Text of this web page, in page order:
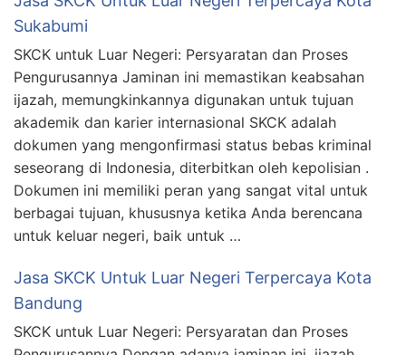
Sukabumi
SKCK untuk Luar Negeri: Persyaratan dan Proses
Pengurusannya Jaminan ini memastikan keabsahan
ijazah, memungkinkannya digunakan untuk tujuan
akademik dan karier internasional SKCK adalah
dokumen yang mengonfirmasi status bebas kriminal
seseorang di Indonesia, diterbitkan oleh kepolisian .
Dokumen ini memiliki peran yang sangat vital untuk
berbagai tujuan, khususnya ketika Anda berencana
untuk keluar negeri, baik untuk …
Jasa SKCK Untuk Luar Negeri Terpercaya Kota
Bandung
SKCK untuk Luar Negeri: Persyaratan dan Proses